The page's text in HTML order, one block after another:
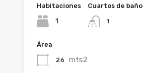
Habitaciones
1
Cuartos de baño
1
Área
26 mts2